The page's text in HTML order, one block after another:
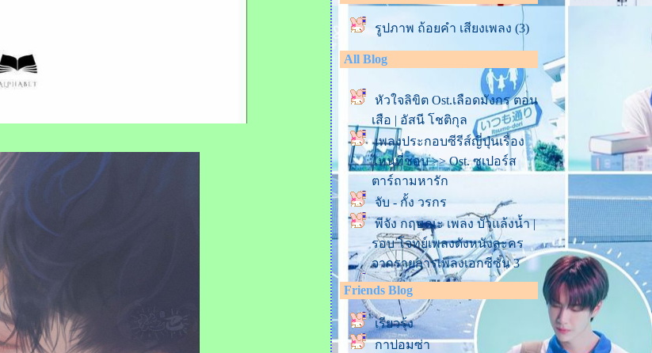
รูปภาพ ถ้อยคำ เสียงเพลง (3)
All Blog
หัวใจลิขิต Ost.เลือดมังกร ตอน
เสือ | อัสนี โชติกุล
เพลงประกอบซีรีส์ญี่ปุ่นเรื่อง
ไหนที่ชอบ >> Ost. ซูเปอร์ส
ตาร์ถามหารัก
จับ - กั้ง วรกร
พีจัง กฤษณะ เพลง บัวแล้งน้ำ |
รอบ โจทย์เพลงดังหนังละคร
จากรายการเพลงเอกซีซั่น 3
รักไม่ยอมเปลี่ยนแปลง - วอร์
วนรัตน์ | The Wall Song ร้อง
ข้ามกำแพง
ชายคนหนึ่ง - ไต้ฝุ่น กนกฉัตร |
Friends Blog
เรียวรุ้ง
กาปอมซ่า